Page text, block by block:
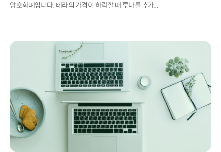
암호화폐입니다. 테라의 가격이 하락할 때 루나를 추가...